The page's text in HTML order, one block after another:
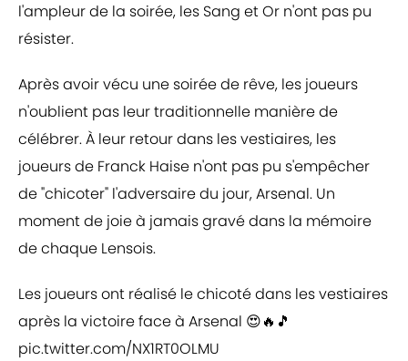
l'ampleur de la soirée, les Sang et Or n'ont pas pu
résister.
Après avoir vécu une soirée de rêve, les joueurs
n'oublient pas leur traditionnelle manière de
célébrer. À leur retour dans les vestiaires, les
joueurs de Franck Haise n'ont pas pu s'empêcher
de "chicoter" l'adversaire du jour, Arsenal. Un
moment de joie à jamais gravé dans la mémoire
de chaque Lensois.
Les joueurs ont réalisé le chicoté dans les vestiaires
après la victoire face à Arsenal 😍🔥🎵
pic.twitter.com/NX1RT0OLMU